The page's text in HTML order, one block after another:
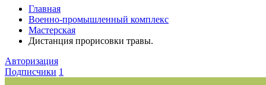
Главная
Военно-промышленный комплекс
Мастерская
Дистанция прорисовки травы.
Авторизация
Подписчики 1